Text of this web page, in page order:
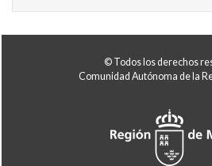
© Todos los derechos
Comunidad Autónoma de la